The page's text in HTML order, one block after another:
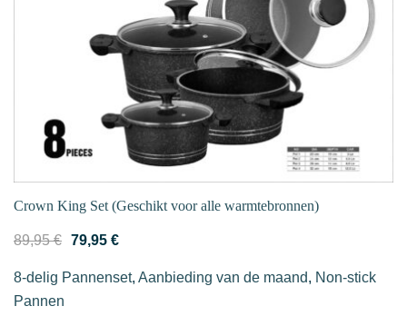
Crown King Set (Geschikt voor alle warmtebronnen)
89,95€ Oorspronkelijke
was:
79,95 €Huidige
is:
8-delig Pannenset, Aanbieding van de maand, Non-stick
Pannen